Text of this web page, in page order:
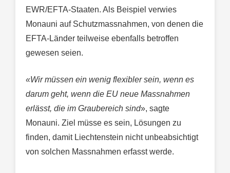
EWR/EFTA-Staaten. Als Beispiel verwies
Monauni auf Schutzmassnahmen, von denen die
EFTA-Länder teilweise ebenfalls betroffen
gewesen seien.
«Wir müssen ein wenig flexibler sein, wenn es
darum geht, wenn die EU neue Massnahmen
erlässt, die im Graubereich sind», sagte
Monauni. Ziel müsse es sein, Lösungen zu
finden, damit Liechtenstein nicht unbeabsichtigt
von solchen Massnahmen erfasst werde.